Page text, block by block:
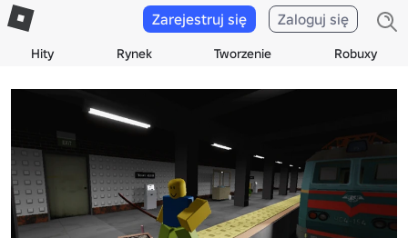
Hity Rynek Tworzenie Robuxy
Zarejestruj się Zaloguj się